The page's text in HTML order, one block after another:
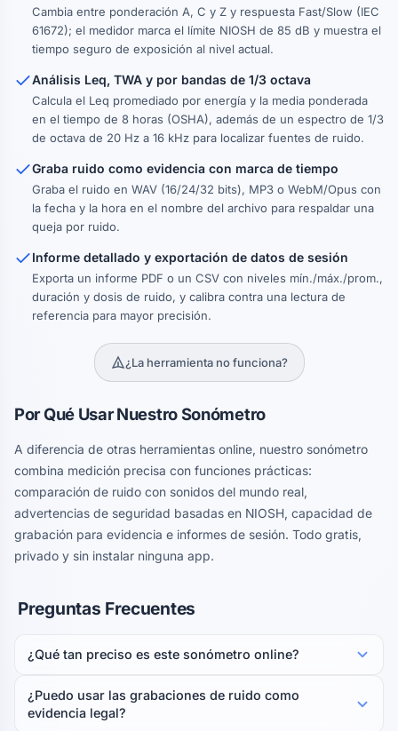
Cambia entre ponderación A, C y Z y respuesta Fast/Slow (IEC
61672); el medidor marca el límite NIOSH de 85 dB y muestra el
tiempo seguro de exposición al nivel actual.
Análisis Leq, TWA y por bandas de 1/3 octava
Calcula el Leq promediado por energía y la media ponderada
en el tiempo de 8 horas (OSHA), además de un espectro de 1/3
de octava de 20 Hz a 16 kHz para localizar fuentes de ruido.
Graba ruido como evidencia con marca de tiempo
Graba el ruido en WAV (16/24/32 bits), MP3 o WebM/Opus con
la fecha y la hora en el nombre del archivo para respaldar una
queja por ruido.
Informe detallado y exportación de datos de sesión
Exporta un informe PDF o un CSV con niveles mín./máx./prom.,
duración y dosis de ruido, y calibra contra una lectura de
referencia para mayor precisión.
¿La herramienta no funciona?
Por Qué Usar Nuestro Sonómetro
A diferencia de otras herramientas online, nuestro sonómetro
combina medición precisa con funciones prácticas:
comparación de ruido con sonidos del mundo real,
advertencias de seguridad basadas en NIOSH, capacidad de
grabación para evidencia e informes de sesión. Todo gratis,
privado y sin instalar ninguna app.
Preguntas Frecuentes
¿Qué tan preciso es este sonómetro online?
¿Puedo usar las grabaciones de ruido como
evidencia legal?